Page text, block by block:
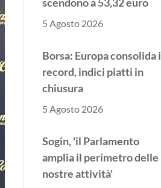
5 Agosto 2026
Borsa: Europa consolida i
record, indici piatti in
chiusura
5 Agosto 2026
Sogin, 'il Parlamento
amplia il perimetro delle
nostre attività'